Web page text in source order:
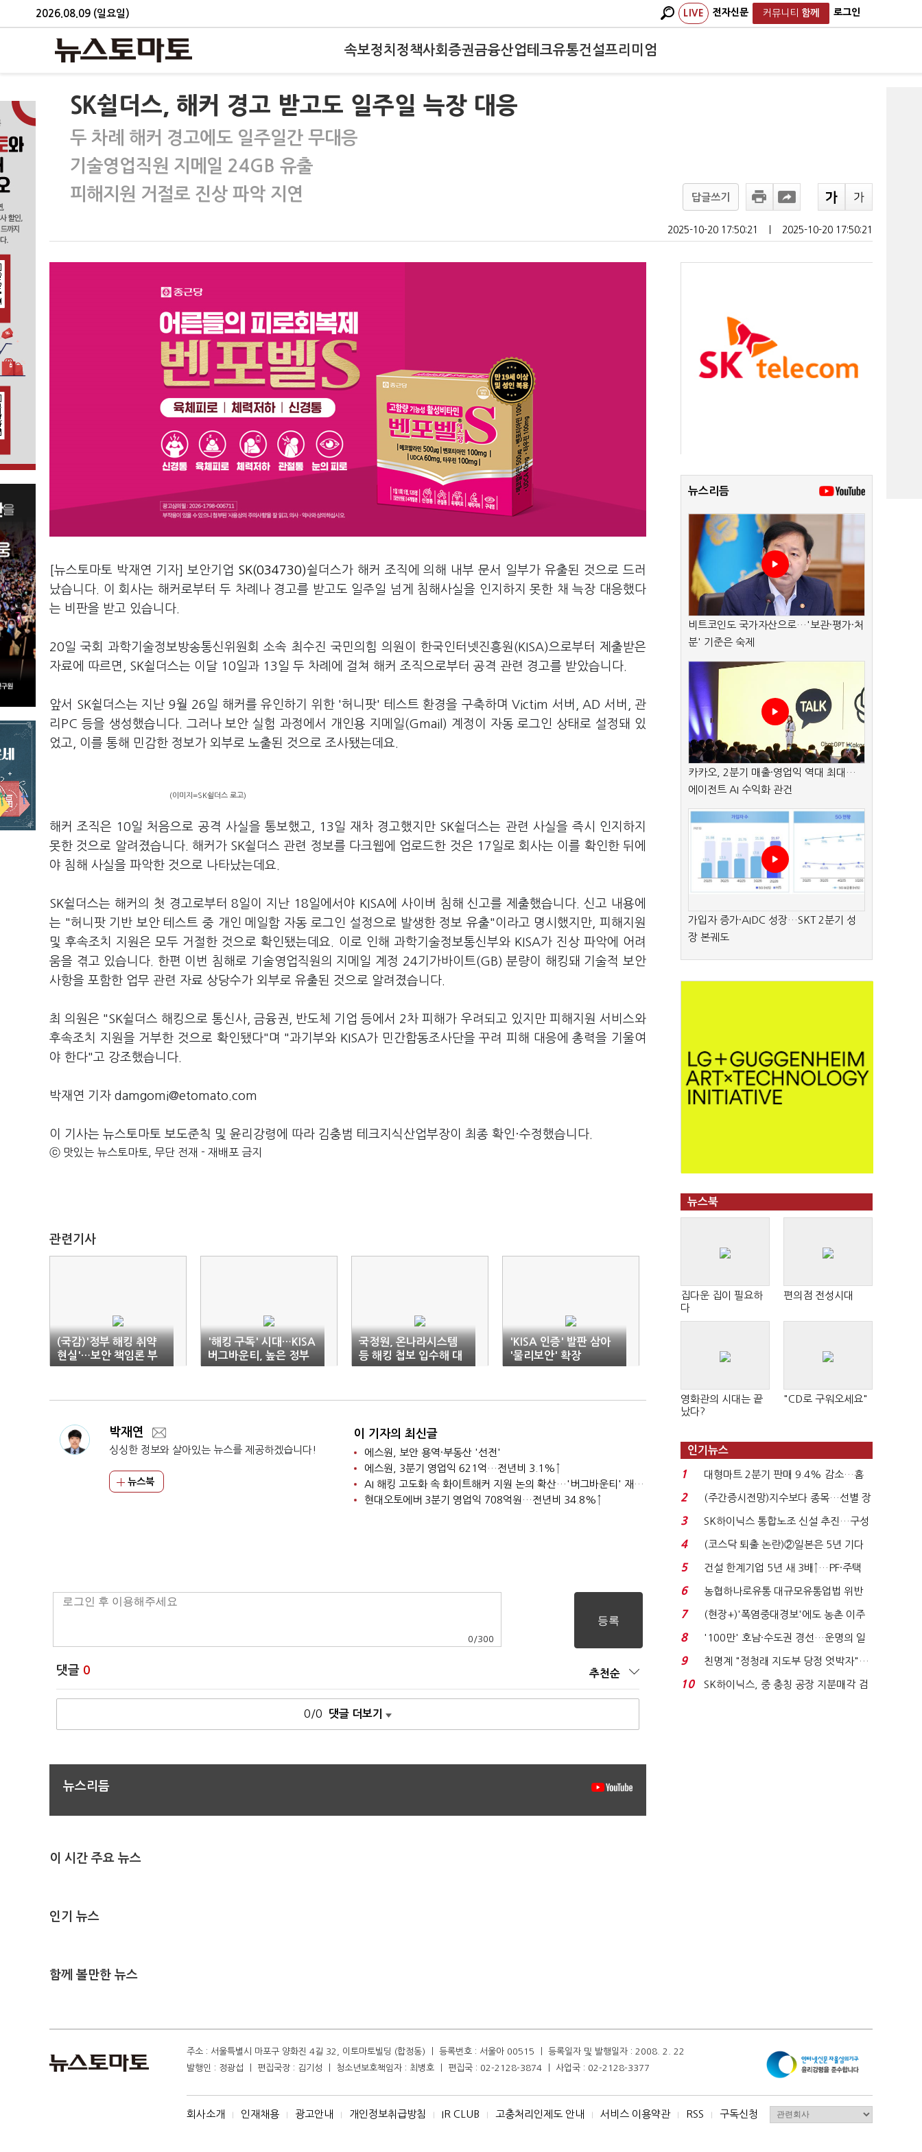
2026.08.09 (일요일) LIVE 전자신문 커뮤니티 함께 로그인
속보정치 정책사회 증권금융산업테크유통건설프리미엄
SK쉴더스, 해커 경고 받고도 일주일 늑장 대응
두 차례 해커 경고에도 일주일간 무대응
기술영업직원 지메일 24GB 유출
피해지원 거절로 진상 파악 지연
답글쓰기
2025-10-20 17:50:21 2025-10-20 17:50:21
[뉴스토마토 박재연 기자] 보안기업 SK(034730)쉴더스가 해커 조직에 의해 내부 문서 일부가 유출된 것으로 드러
났습니다. 이 회사는 해커로부터 두 차례나 경고를 받고도 일주일 넘게 침해사실을 인지하지 못한 채 늑장 대응했다
는 비판을 받고 있습니다.
20일 국회 과학기술정보방송통신위원회 소속 최수진 국민의힘 의원이 한국인터넷진흥원(KISA)으로부터 제출받은
자료에 따르면, SK쉴더스는 이달 10일과 13일 두 차례에 걸쳐 해커 조직으로부터 공격 관련 경고를 받았습니다.
앞서 SK쉴더스는 지난 9월 26일 해커를 유인하기 위한 '허니팟' 테스트 환경을 구축하며 Victim 서버, AD 서버, 관
리PC 등을 생성했습니다. 그러나 보안 실험 과정에서 개인용 지메일(Gmail) 계정이 자동 로그인 상태로 설정돼 있
었고, 이를 통해 민감한 정보가 외부로 노출된 것으로 조사됐는데요.
(이미지=SK쉴더스 로고)
해커 조직은 10일 처음으로 공격 사실을 통보했고, 13일 재차 경고했지만 SK쉴더스는 관련 사실을 즉시 인지하지
못한 것으로 알려졌습니다. 해커가 SK쉴더스 관련 정보를 다크웹에 업로드한 것은 17일로 회사는 이를 확인한 뒤에
야 침해 사실을 파악한 것으로 나타났는데요.
SK쉴더스는 해커의 첫 경고로부터 8일이 지난 18일에서야 KISA에 사이버 침해 신고를 제출했습니다. 신고 내용에
는 "허니팟 기반 보안 테스트 중 개인 메일함 자동 로그인 설정으로 발생한 정보 유출"이라고 명시했지만, 피해지원
및 후속조치 지원은 모두 거절한 것으로 확인됐는데요. 이로 인해 과학기술정보통신부와 KISA가 진상 파악에 어려
움을 겪고 있습니다. 한편 이번 침해로 기술영업직원의 지메일 계정 24기가바이트(GB) 분량이 해킹돼 기술적 보안
사항을 포함한 업무 관련 자료 상당수가 외부로 유출된 것으로 알려졌습니다.
최 의원은 "SK쉴더스 해킹으로 통신사, 금융권, 반도체 기업 등에서 2차 피해가 우려되고 있지만 피해지원 서비스와
후속조치 지원을 거부한 것으로 확인됐다"며 "과기부와 KISA가 민간합동조사단을 꾸려 피해 대응에 총력을 기울여
야 한다"고 강조했습니다.
박재연 기자 damgomi@etomato.com
이 기사는 뉴스토마토 보도준칙 및 윤리강령에 따라 김충범 테크지식산업부장이 최종 확인·수정했습니다.
ⓒ 맛있는 뉴스토마토, 무단 전재 - 재배포 금지
관련기사
(국감)'정부 해킹 취약
현실'…보안 책임론 부
상
'해킹 구독' 시대…KISA
버그바운티, 높은 정부
의존도 '과제' 지적
국정원, 온나라시스템
등 해킹 첩보 입수해 대
응
'KISA 인증' 발판 삼아
'물리보안' 확장
박재연
싱싱한 정보와 살아있는 뉴스를 제공하겠습니다!
뉴스북
이 기자의 최신글
에스원, 보안 용역·부동산 '선전'
에스원, 3분기 영업익 621억…전년비 3.1%↑
AI 해킹 고도화 속 화이트해커 지원 논의 확산…'버그바운티' 재조명
현대오토에버 3분기 영업익 708억원…전년비 34.8%↑
0 /300
댓글 0 추천순
0/0 댓글 더보기
뉴스리듬
이 시간 주요 뉴스
인기 뉴스
함께 볼만한 뉴스
뉴스리듬
비트코인도 국가자산으로…'보관·평가·처
분' 기준은 숙제
카카오, 2분기 매출·영업익 역대 최대…
에이전트 AI 수익화 관건
가입자 증가·AIDC 성장…SKT 2분기 성
장 본궤도
뉴스북
집다운 집이 필요하
다
편의점 전성시대
영화관의 시대는 끝
났다?
"CD로 구워오세요"
인기뉴스
1
대형마트 2분기 판매 9.4% 감소…홈
플러스 사태 여파...
2
(주간증시전망)지수보다 종목…선별 장
세 이어진다...
3
SK하이닉스 통합노조 신설 추진…구성
원 간 성과급 불...
4
(코스닥 퇴출 논란)②일본은 5년 기다
려주는데 우리는 ...
5
건설 한계기업 5년 새 3배↑…PF·주택
침체에 재무 ...
6
농협하나로유통 대규모유통업법 위반
적발…공정위, 과...
7
(현장+)'폭염중대경보'에도 농촌 이주
노동자는 강행군…'야...
8
'100만' 호남·수도권 경선…운명의 일
주일
9
친명계 "정청래 지도부 당정 엇박자"…
친청계 "신천지 오...
10
SK하이닉스, 중 충칭 공장 지분매각 검
주소 : 서울특별시 마포구 양화진 4길 32, 이토마토빌딩 (합정동) ㅣ 등록번호 : 서울아 00515 ㅣ 등록일자 및 발행일자 : 2008. 2. 22
발행인 : 정광섭 ㅣ 편집국장 : 김기성 ㅣ 청소년보호책임자 : 최병호 ㅣ 편집국 : 02-2128-3874 ㅣ 사업국 : 02-2128-3377
회사소개 I 인재채용 I 광고안내 I 개인정보취급방침 I IR CLUB I 고충처리인제도 안내 I 서비스 이용약관 I RSS I 구독신청